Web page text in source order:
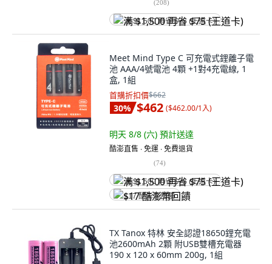
(208)
满 $1,500 再省 $75 (王道卡)
Meet Mind Type C 可充電式鋰離子電
池 AAA/4號電池 4顆 +1對4充電線, 1
盒, 1組
首購折扣價$662
30% $462 ($462.00/1入)
明天 8/8 (六) 預計送達
酷澎直售 ∙ 免運 ∙ 免費退貨
(74)
满 $1,500 再省 $75 (王道卡)
$17 酷澎幣回饋
TX Tanox 特林 安全認證18650鋰充電
池2600mAh 2顆 附USB雙槽充電器
190 x 120 x 60mm 200g, 1組